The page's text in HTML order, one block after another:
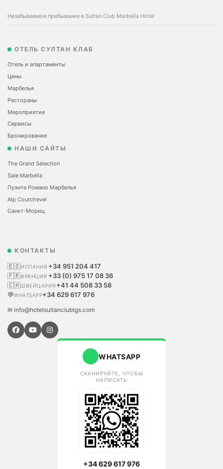
Незабываемое пребывание в Sultan Club Marbella Hotel
ОТЕЛЬ СУЛТАН КЛАБ
Отель и апартаменты
Цены
Марбелья
Рестораны
Мероприятия
Сервисы
Бронирование
НАШИ САЙТЫ
The Grand Selection
Sale Marbella
Пуэнте Романо Марбелья
Alp Courchevel
Санкт-Мориц
КОНТАКТЫ
🇪🇸ИСПАНИЯ +34 951 204 417
🇫🇷ФРАНЦИЯ +33 (0) 975 17 08 36
🇨🇭ШВЕЙЦАРИЯ +41 44 508 33 58
💬WHATSAPP+34 629 617 976
✉ info@hotelsultanclubtgs.com
WHATSAPP
СКАНИРУЙТЕ, ЧТОБЫ
НАПИСАТЬ
+34 629 617 976